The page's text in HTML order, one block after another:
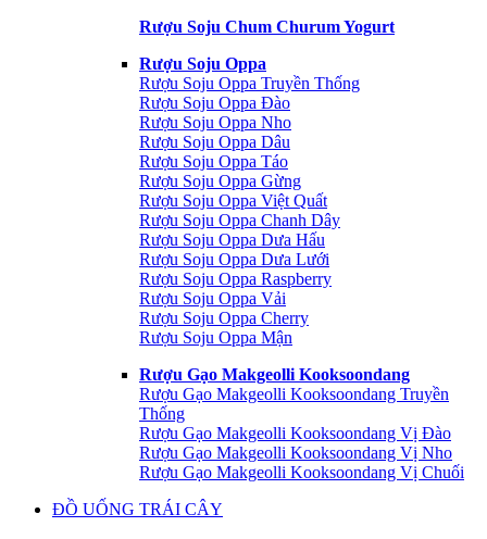
Rượu Soju Chum Churum Yogurt
Rượu Soju Oppa
Rượu Soju Oppa Truyền Thống
Rượu Soju Oppa Đào
Rượu Soju Oppa Nho
Rượu Soju Oppa Dâu
Rượu Soju Oppa Táo
Rượu Soju Oppa Gừng
Rượu Soju Oppa Việt Quất
Rượu Soju Oppa Chanh Dây
Rượu Soju Oppa Dưa Hấu
Rượu Soju Oppa Dưa Lưới
Rượu Soju Oppa Raspberry
Rượu Soju Oppa Vải
Rượu Soju Oppa Cherry
Rượu Soju Oppa Mận
Rượu Gạo Makgeolli Kooksoondang
Rượu Gạo Makgeolli Kooksoondang Truyền
Thống
Rượu Gạo Makgeolli Kooksoondang Vị Đào
Rượu Gạo Makgeolli Kooksoondang Vị Nho
Rượu Gạo Makgeolli Kooksoondang Vị Chuối
ĐỒ UỐNG TRÁI CÂY